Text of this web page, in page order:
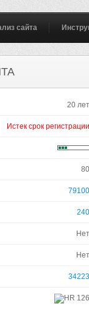
сайта
20 лет
Истек срок регистрации
80
79100
240
Нет
Нет
34223
126